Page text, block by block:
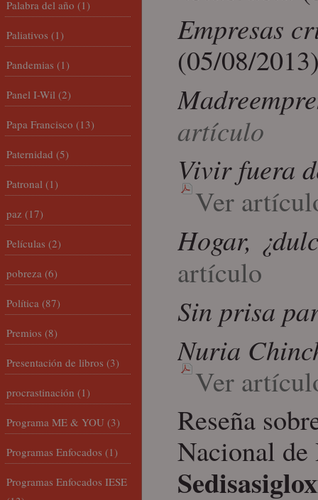
Empresas
(05/08/
artículo
Vivir fuera
Ver
Hogar,
artículo
Sin prisa
Nuria
Ver
Reseña
Nacional
Palabra del año (1)
Paliativos (1)
Pandemias (1)
Panel I-Wil (2)
Papa Francisco (13)
Paternidad (5)
Patronal (1)
paz (17)
Películas (2)
pobreza (6)
Política (87)
Premios (8)
Presentación de libros (3)
procrastinación (1)
Programa ME & YOU (3)
Programas Enfocados (1)
Programas Enfocados IESE